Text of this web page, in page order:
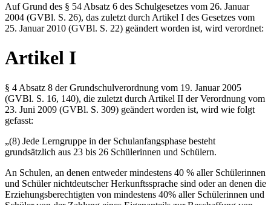
Auf Grund des § 54 Absatz 6 des Schulgesetzes vom 26. Januar
2004 (GVBl. S. 26), das zuletzt durch Artikel I des Gesetzes vom
25. Januar 2010 (GVBl. S. 22) geändert worden ist, wird verordnet:
Artikel I
§ 4 Absatz 8 der Grundschulverordnung vom 19. Januar 2005
(GVBl. S. 16, 140), die zuletzt durch Artikel II der Verordnung vom
23. Juni 2009 (GVBl. S. 309) geändert worden ist, wird wie folgt
gefasst:
„(8) Jede Lerngruppe in der Schulanfangsphase besteht
grundsätzlich aus 23 bis 26 Schülerinnen und Schülern.
An Schulen, an denen entweder mindestens 40 % aller Schülerinnen
und Schüler nichtdeutscher Herkunftssprache sind oder an denen die
Erziehungsberechtigten von mindestens 40% aller Schülerinnen und